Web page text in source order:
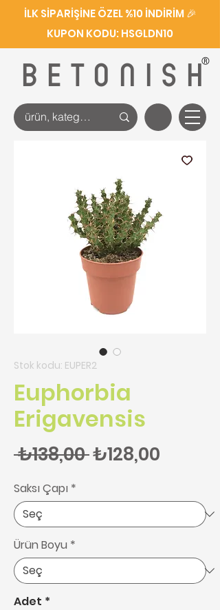
BETONISH
®
İLK SİPARİŞİNE ÖZEL %10 İNDİRİM 🎉
KUPON KODU: HSGLDN10
Stok kodu: EUPER2
Euphorbia
Erigavensis
₺138,00 Normal Fiyat
₺128,00
Saksı Çapı *
Ürün Boyu *
Adet *